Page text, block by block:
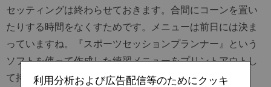
セッティングは終わらせておきます。合間にコーンを置い
たりする時間をなくすためです。メニューは前日には決ま
っていますね。『スポーツセッションプランナー』という
ソフトを使って作成した練習メニューをプリントアウトし
て持参するコーチが多いです」
利用分析および広告配信等のためにクッキ